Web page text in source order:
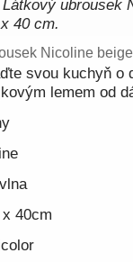
ubrousek
40 cm.
Nicoline beige
svou kuchyň o
lemem od
40cm